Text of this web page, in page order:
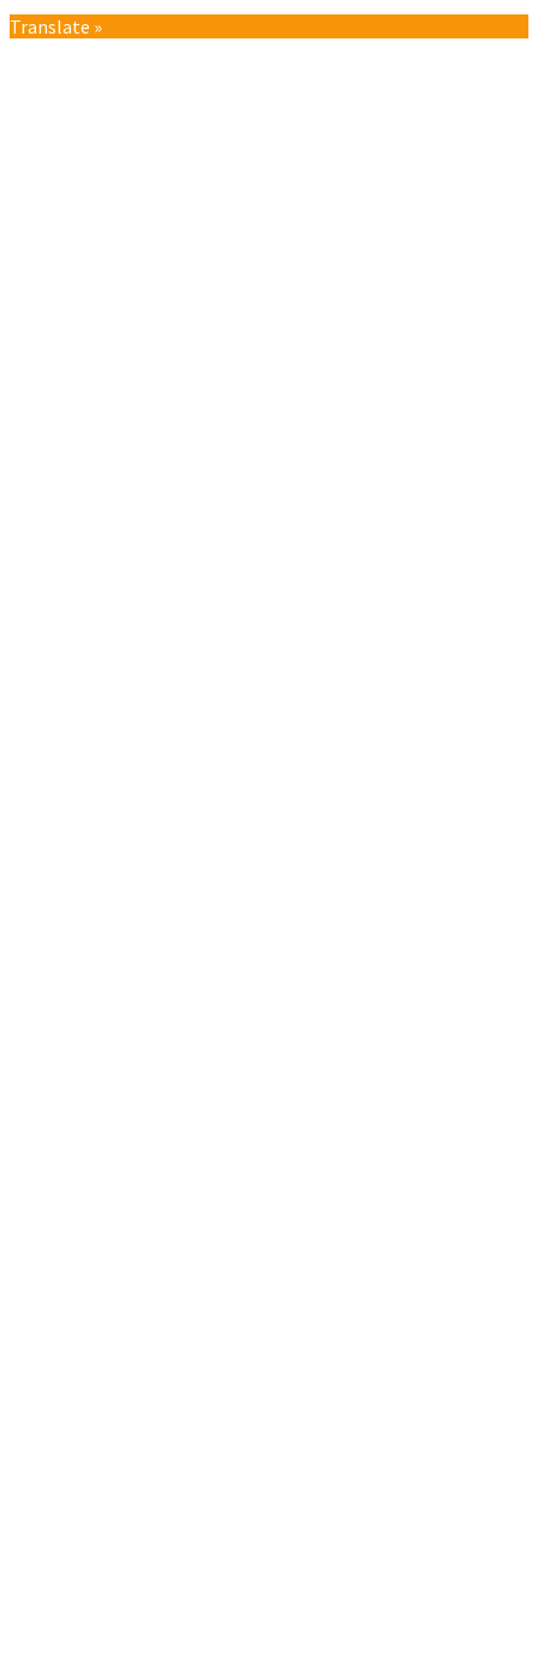
Návrat
Translate »